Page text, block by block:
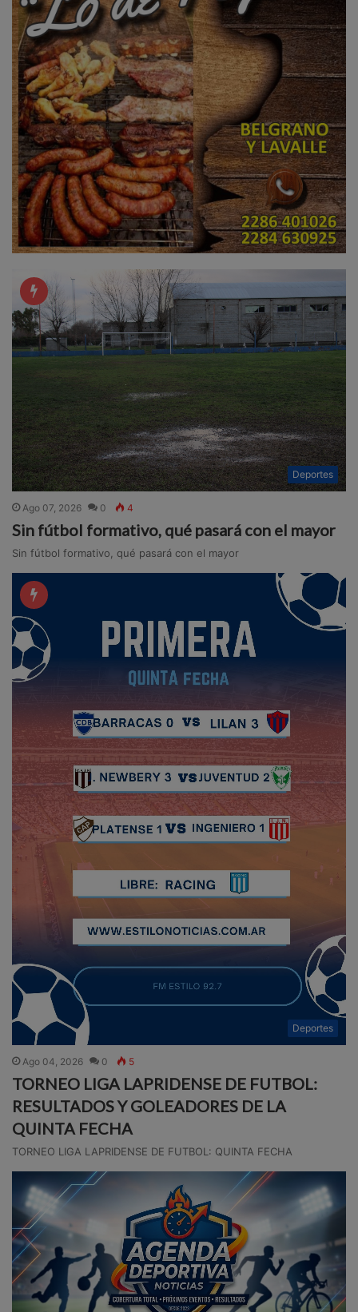
Deportes
Ago 07, 2026 0 4
Sin fútbol formativo, qué pasará con el mayor
Sin fútbol formativo, qué pasará con el mayor
Deportes
Ago 04, 2026 0 5
TORNEO LIGA LAPRIDENSE DE FUTBOL:
RESULTADOS Y GOLEADORES DE LA
QUINTA FECHA
TORNEO LIGA LAPRIDENSE DE FUTBOL: QUINTA FECHA